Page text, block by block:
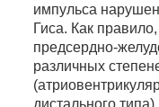
импульса
Гиса. Как
предсердно-
различных
дистального